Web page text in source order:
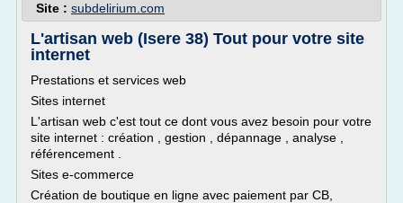
Site : subdelirium.com
L'artisan web (Isere 38) Tout pour votre site
internet
Prestations et services web
Sites internet
L'artisan web c'est tout ce dont vous avez besoin pour votre
site internet : création , gestion , dépannage , analyse ,
référencement .
Sites e-commerce
Création de boutique en ligne avec paiement par CB,